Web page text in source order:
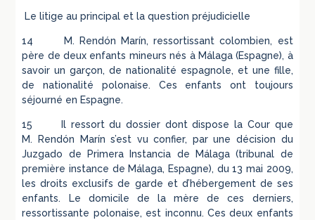
Le litige au principal et la question préjudicielle
14 M. Rendón Marín, ressortissant colombien, est
père de deux enfants mineurs nés à Málaga (Espagne), à
savoir un garçon, de nationalité espagnole, et une fille,
de nationalité polonaise. Ces enfants ont toujours
séjourné en Espagne.
15 Il ressort du dossier dont dispose la Cour que
M. Rendón Marín s’est vu confier, par une décision du
Juzgado de Primera Instancia de Málaga (tribunal de
première instance de Málaga, Espagne), du 13 mai 2009,
les droits exclusifs de garde et d’hébergement de ses
enfants. Le domicile de la mère de ces derniers,
ressortissante polonaise, est inconnu. Ces deux enfants